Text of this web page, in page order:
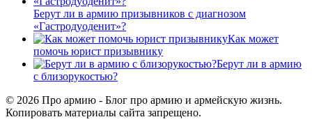
Берут ли в армию призывников с диагнозом
«Гастродуоденит»?
Как может
помочь юрист призывнику
Берут ли в армию
с близорукостью?
© 2026 Про армию - Блог про армию и армейскую жизнь.
Копировать материалы сайта запрещено.